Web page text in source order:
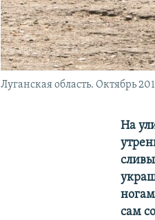
Луганская область. Октябрь
На
сам